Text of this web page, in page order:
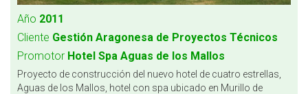
Año 2011
Cliente Gestión Aragonesa de Proyectos Técnicos
Promotor Hotel Spa Aguas de los Mallos
Proyecto de construcción del nuevo hotel de cuatro estrellas,
Aguas de los Mallos, hotel con spa ubicado en Murillo de